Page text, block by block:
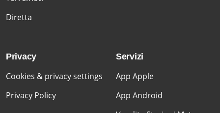
Diretta
Privacy
Cookies & privacy settings
Privacy Policy
Servizi
App Apple
App Android